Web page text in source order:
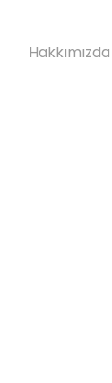
Hakkımızda